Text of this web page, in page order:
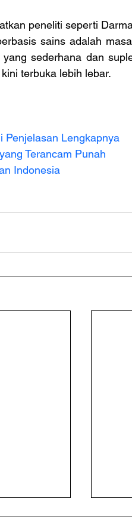
peneliti seperti
sains adalah
sederhana dan
terbuka lebih lebar.
Penjelasan Lengkapnya
Terancam Punah
Indonesia